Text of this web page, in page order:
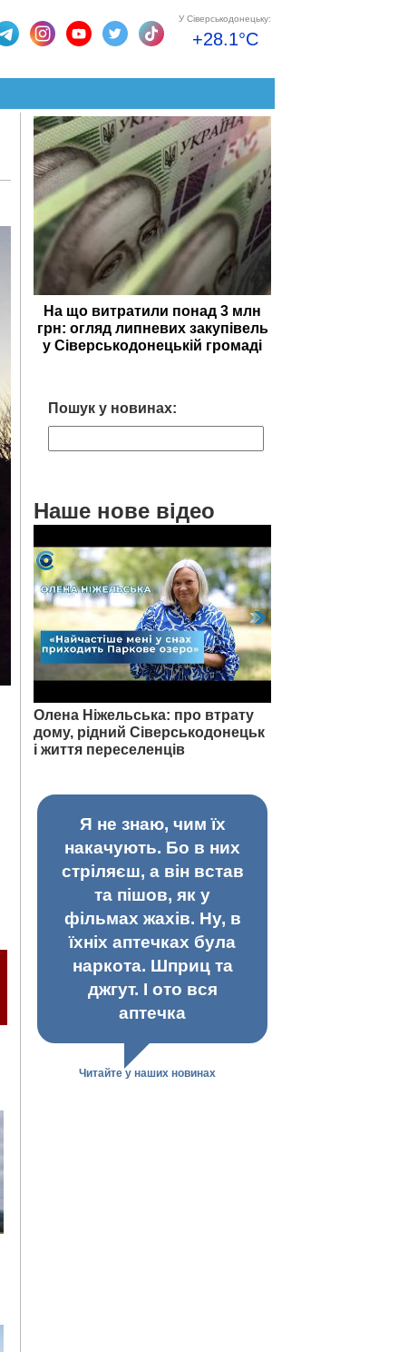
У Сіверськодонецьку:
+28.1°C
На що витратили понад 3 млн
грн: огляд липневих закупівель
у Сіверськодонецькій громаді
Пошук у новинах:
Наше нове відео
Олена Ніжельська: про втрату
дому, рідний Сіверськодонецьк
і життя переселенців
Я не знаю, чим їх
накачують. Бо в них
стріляєш, а він встав
та пішов, як у
фільмах жахів. Ну, в
їхніх аптечках була
наркота. Шприц та
джгут. І ото вся
аптечка
Читайте у наших новинах